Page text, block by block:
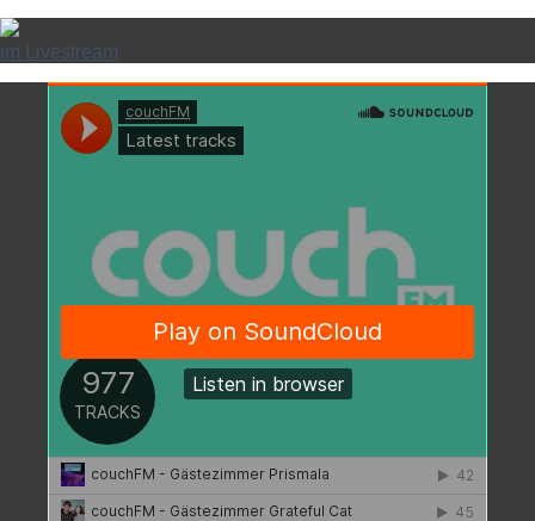
im Livestream